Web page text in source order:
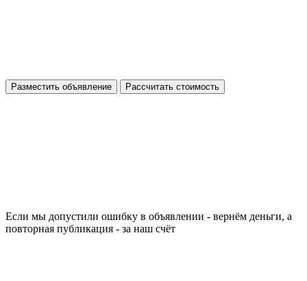
Разместить объявление Рассчитать стоимость
Если мы допустили ошибку в объявлении - вернём деньги, а
повторная публикация - за наш счёт